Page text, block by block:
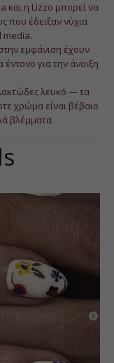
και η Lizzo μπορεί να
που έδειξαν νύχια
media.
εμφάνιση έχουν
έντονο για την άνοιξη
λευκό — τα
χρώμα είναι βέβαιο
βλέμματα.